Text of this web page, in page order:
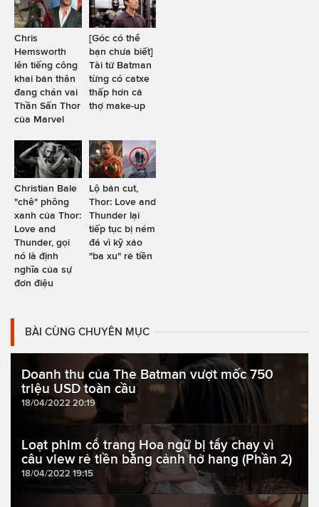
Chris
Hemsworth
lên tiếng công
khai bản thân
đang chán vai
Thần Sấn Thor
của Marvel
[Góc có thể
bạn chưa biết]
Tài tử Batman
từng có catxe
thấp hơn cả
thợ make-up
Christian Bale
"chê" phông
xanh của Thor:
Love and
Thunder, gọi
nó là định
nghĩa của sự
đơn điệu
Lộ bản cut,
Thor: Love and
Thunder lại
tiếp tục bị ném
đá vì kỹ xảo
"ba xu" rẻ tiền
BÀI CÙNG CHUYÊN MỤC
Doanh thu của The Batman vượt mốc 750
triệu USD toàn cầu
18/04/2022 20:19
Loạt phim cổ trang Hoa ngữ bị tẩy chay vì
câu view rẻ tiền bằng cảnh hở hang (Phần 2)
18/04/2022 19:15